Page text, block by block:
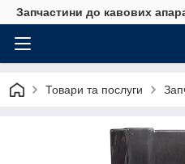
Запчастини до кавових
Товари та послуги